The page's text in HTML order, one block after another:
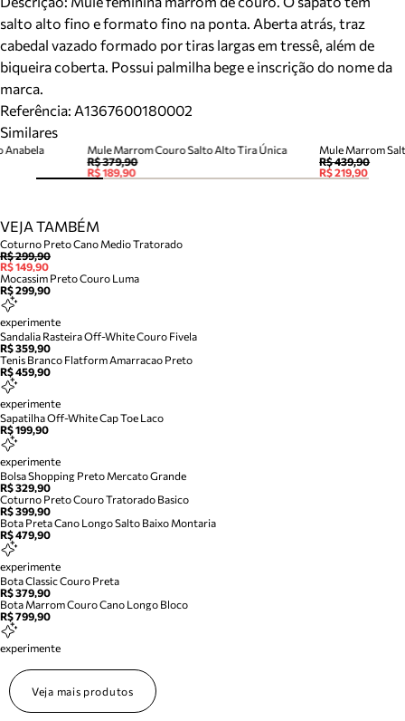
salto alto fino e formato fino na ponta. Aberta atrás, traz
cabedal vazado formado por tiras largas em tressê, além de
biqueira coberta. Possui palmilha bege e inscrição do nome da
marca.
Referência: A1367600180002
Similares
Mule Marrom Couro Salto Alto Tira Única
R$ 379,90
R$ 189,90
Mule Marrom
R$ 439,90
R$ 219,90
Anabela
VEJA TAMBÉM
Coturno Preto Cano Medio Tratorado
R$ 299,90
R$ 149,90
Mocassim Preto Couro Luma
R$ 299,90
experimente
Sandalia Rasteira Off-White Couro Fivela
R$ 359,90
Tenis Branco Flatform Amarracao Preto
R$ 459,90
experimente
Sapatilha Off-White Cap Toe Laco
R$ 199,90
experimente
Bolsa Shopping Preto Mercato Grande
R$ 329,90
Coturno Preto Couro Tratorado Basico
R$ 399,90
Bota Preta Cano Longo Salto Baixo Montaria
R$ 479,90
experimente
Bota Classic Couro Preta
R$ 379,90
Bota Marrom Couro Cano Longo Bloco
R$ 799,90
experimente
Veja mais produtos